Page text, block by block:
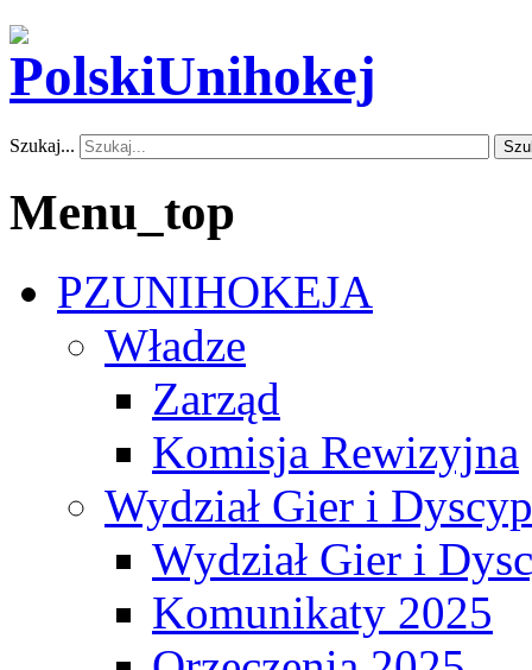
Szukaj...
Menu_top
PZUNIHOKEJA
Władze
Zarząd
Komisja Rewizyjna
Wydział Gier i
Wydział Gier i
Komunikaty 2025